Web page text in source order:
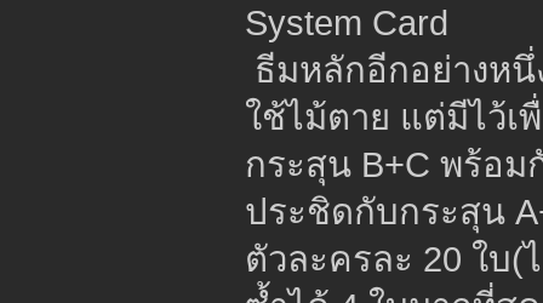
System Card
ธีมหลักอีกอย่างห
ใช้ไม้ตาย แต่มีไว้เ
กระสุน B+C พร้อ
ประชิดกับกระสุน
ตัวละครละ 20 ใบ(